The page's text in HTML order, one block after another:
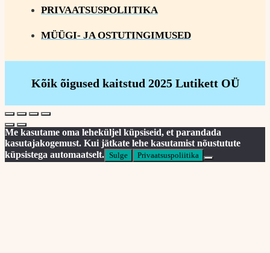
PRIVAATSUSPOLIITIKA
MÜÜGI- JA OSTUTINGIMUSED
Kõik õigused kaitstud 2025 Lutikett OÜ
Me kasutame oma leheküljel küpsiseid, et parandada
kasutajakogemust. Kui jätkate lehe kasutamist nõustutute
küpsistega automaatselt. Sulge Privaatsuspoliitika